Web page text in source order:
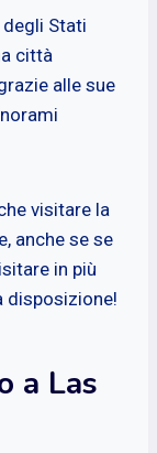
Stati
città
alle sue
visitare la
anche se se
in più
disposizione!
a Las